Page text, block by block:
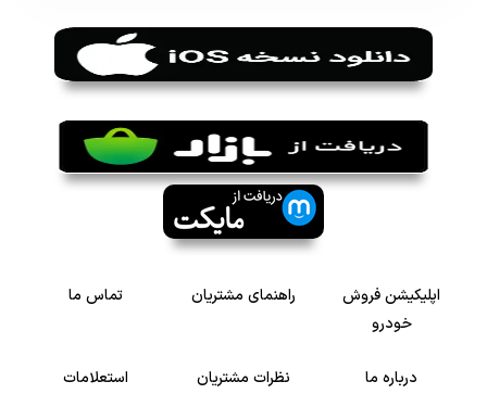
اپلیکیشن فروش
خودرو
راهنمای مشتریان تماس ما
درباره ما نظرات مشتریان
استعلامات